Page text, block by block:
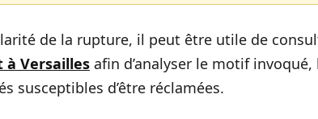
de la rupture, il peut être utile de
à Versailles afin d’analyser le motif invoqué,
susceptibles d’être réclamées.